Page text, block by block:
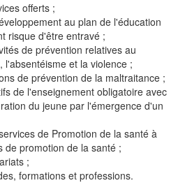
offerts ;
au plan de l'éducation
risque d'être entravé ;
de prévention relatives au
l'absentéisme et la violence ;
de prévention de la maltraitance ;
de l'enseignement obligatoire avec
du jeune par l'émergence d'un
de Promotion de la santé à
de promotion de la santé ;
;
formations et professions.